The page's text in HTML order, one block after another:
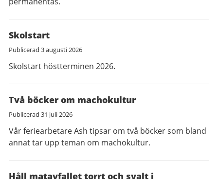
Skolstart
Publicerad 3 augusti 2026
Skolstart höstterminen 2026.
Två böcker om machokultur
Publicerad 31 juli 2026
Vår feriearbetare Ash tipsar om två böcker som bland
annat tar upp teman om machokultur.
Håll matavfallet torrt och svalt i